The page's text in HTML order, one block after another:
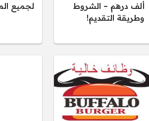
ألف درهم – الشروط
وطريقة التقديم!
لجميع